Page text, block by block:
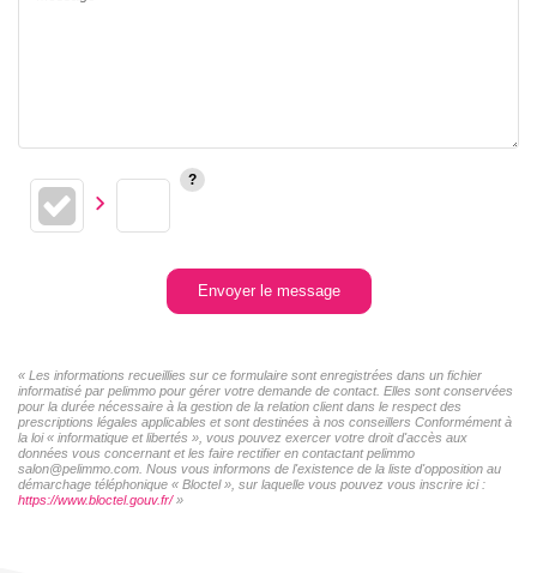
Envoyer le message
« Les informations recueillies sur ce formulaire sont enregistrées dans un fichier
informatisé par pelimmo pour gérer votre demande de contact. Elles sont conservées
pour la durée nécessaire à la gestion de la relation client dans le respect des
prescriptions légales applicables et sont destinées à nos conseillers Conformément à
la loi « informatique et libertés », vous pouvez exercer votre droit d'accès aux
données vous concernant et les faire rectifier en contactant pelimmo
salon@pelimmo.com. Nous vous informons de l'existence de la liste d'opposition au
démarchage téléphonique « Bloctel », sur laquelle vous pouvez vous inscrire ici :
https://www.bloctel.gouv.fr/»